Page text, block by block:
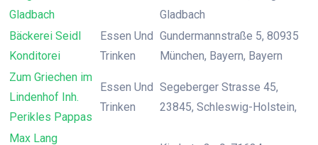
Gladbach
Gladbach
Bäckerei Seidl
Konditorei
Essen Und
Trinken
Gundermannstraße 5, 80935
München, Bayern, Bayern
Zum Griechen im
Lindenhof Inh.
Perikles Pappas
Essen Und
Trinken
Segeberger Strasse 45,
23845, Schleswig-Holstein,
Max Lang